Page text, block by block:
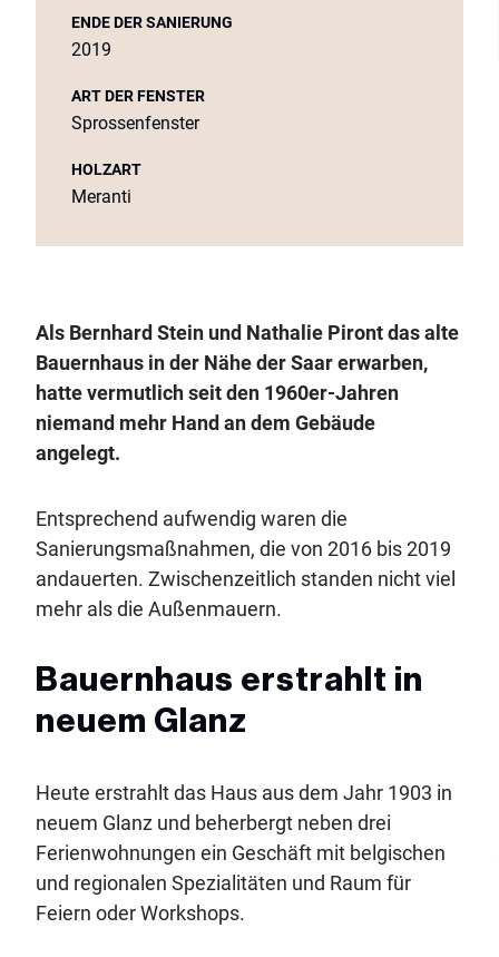
ENDE DER SANIERUNG
2019
ART DER FENSTER
Sprossenfenster
HOLZART
Meranti
Als Bernhard Stein und Nathalie Piront das alte
Bauernhaus in der Nähe der Saar erwarben,
hatte vermutlich seit den 1960er-Jahren
niemand mehr Hand an dem Gebäude
angelegt.
Entsprechend aufwendig waren die
Sanierungsmaßnahmen, die von 2016 bis 2019
andauerten. Zwischenzeitlich standen nicht viel
mehr als die Außenmauern.
Bauernhaus erstrahlt in
neuem Glanz
Heute erstrahlt das Haus aus dem Jahr 1903 in
neuem Glanz und beherbergt neben drei
Ferienwohnungen ein Geschäft mit belgischen
und regionalen Spezialitäten und Raum für
Feiern oder Workshops.